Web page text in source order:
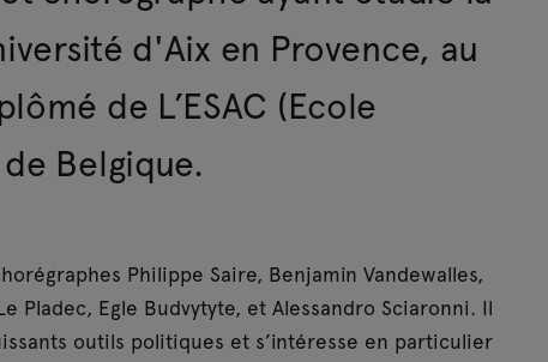
d'Aix en Provence, au
de L’ESAC (Ecole
Belgique.
Philippe Saire, Benjamin Vandewalles,
Pladec, Egle Budvytyte, et Alessandro Sciaronni. Il
outils politiques et s’intéresse en particulier